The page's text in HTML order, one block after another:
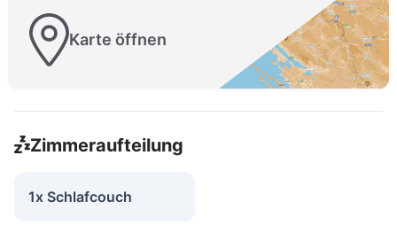
Karte öffnen
Zimmeraufteilung
1x Schlafcouch